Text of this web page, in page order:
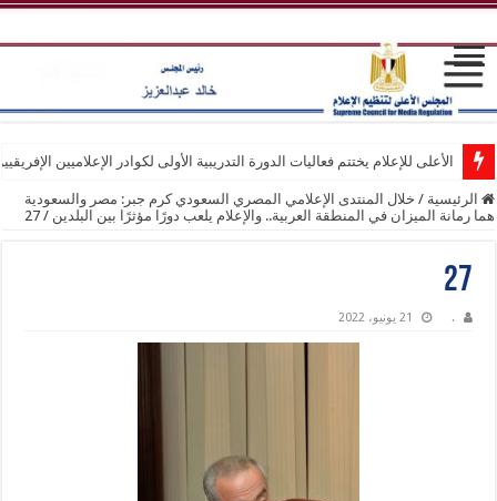
الأعلى للإعلام يختتم فعاليات الدورة التدريبية الأولى لكوادر الإعلاميين
الرئيسية / خلال المنتدى الإعلامي المصري السعودي كرم جبر: مصر والسعودية
هما رمانة الميزان في المنطقة العربية.. والإعلام يلعب دورًا مؤثرًا بين البلدين /
27
27
. 21 يونيو، 2022